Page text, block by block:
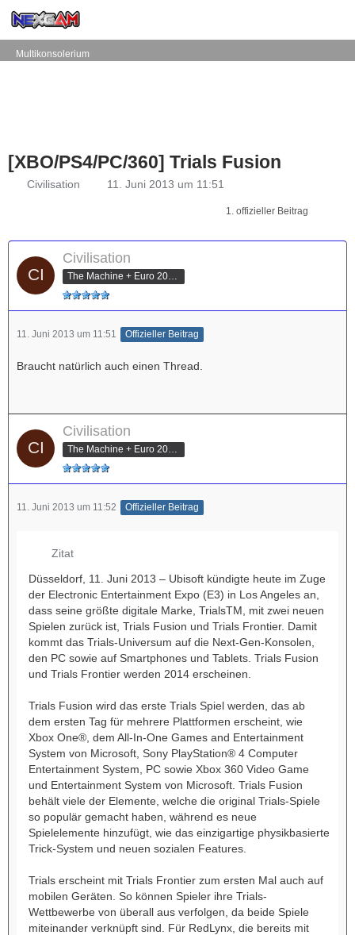
Multikonsolerium
[XBO/PS4/PC/360] Trials Fusion
Civilisation 11. Juni 2013 um 11:51
1. offizieller Beitrag
Civilisation
11. Juni 2013 um 11:51 Offizieller Beitrag
Braucht natürlich auch einen Thread.
Civilisation
11. Juni 2013 um 11:52 Offizieller Beitrag
Zitat
Düsseldorf, 11. Juni 2013 – Ubisoft kündigte heute im Zuge
der Electronic Entertainment Expo (E3) in Los Angeles an,
dass seine größte digitale Marke, TrialsTM, mit zwei neuen
Spielen zurück ist, Trials Fusion und Trials Frontier. Damit
kommt das Trials-Universum auf die Next-Gen-Konsolen,
den PC sowie auf Smartphones und Tablets. Trials Fusion
und Trials Frontier werden 2014 erscheinen.
Trials Fusion wird das erste Trials Spiel werden, das ab
dem ersten Tag für mehrere Plattformen erscheint, wie
Xbox One®, dem All-In-One Games and Entertainment
System von Microsoft, Sony PlayStation® 4 Computer
Entertainment System, PC sowie Xbox 360 Video Game
und Entertainment System von Microsoft. Trials Fusion
behält viele der Elemente, welche die original Trials-Spiele
so populär gemacht haben, während es neue
Spielelemente hinzufügt, wie das einzigartige physikbasierte
Trick-System und neuen sozialen Features.
Trials erscheint mit Trials Frontier zum ersten Mal auch auf
mobilen Geräten. So können Spieler ihre Trials-
Wettbewerbe von überall aus verfolgen, da beide Spiele
miteinander verknüpft sind. Für RedLynx, die bereits mit